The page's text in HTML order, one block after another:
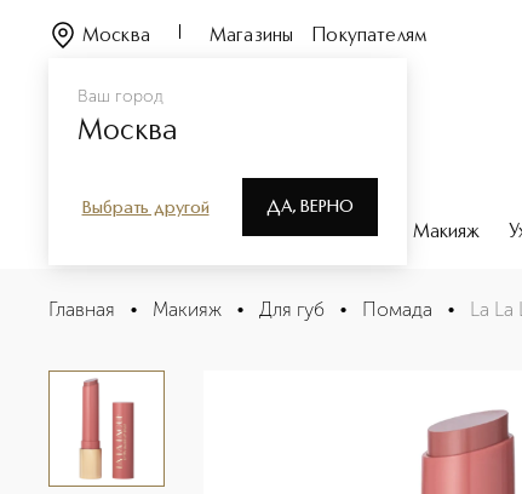
Ваш город
Москва
Выбрать другой ДА, ВЕРНО
Москва Магазины Покупателям
Парфюмерия Макияж
La La Laque Глянцевая помада-бальзам для губ
Описание
Главная • Макияж • Для губ • Помада • La La